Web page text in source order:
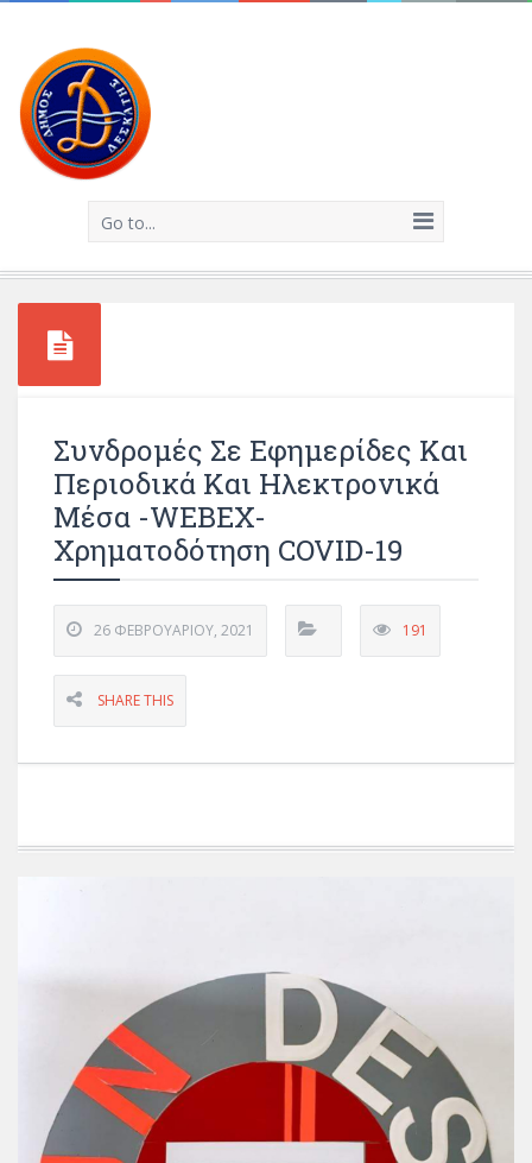
Go to...
Συνδρομές Σε Εφημερίδες Και
Περιοδικά Και Ηλεκτρονικά
Μέσα -WEBEX-
Χρηματοδότηση COVID-19
26 ΦΕΒΡΟΥΑΡΊΟΥ, 2021 191
SHARE THIS